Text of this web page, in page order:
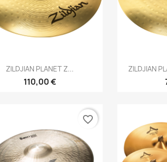
 Brzi pregled
ZILDJIAN PLANET Z...
110,00 €

ZILDJIAN
favorite_border